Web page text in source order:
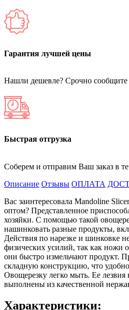
Гарантия лучшей цены
Нашли дешевле? Срочно
Быстрая отгрузка
Соберем и отправим Ваш заказ в
Описание Отзывы ОПЛАТА
Вас заинтересовала Mandoline
оптом? Представленное
хозяйки. С помощью такой
нашинковать разные продукты,
Действия по нарезке и шинковке
физических усилий, так как ножи
они быстро измельчают продукт.
складную конструкцию, что
Овощерезку легко мыть. Ее лезвия
выполнены из качественной
Характеристики: